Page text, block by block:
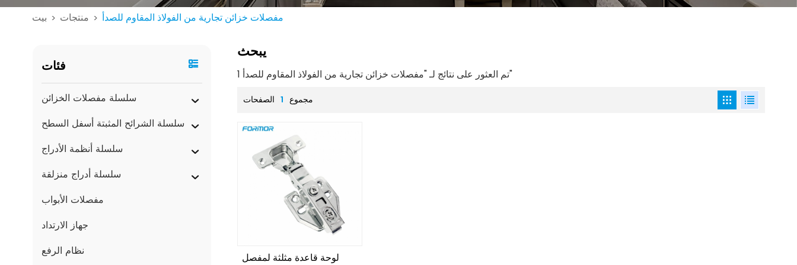
بيت > منتجات > مفصلات خزائن تجارية من الفولاذ المقاوم للصدأ
فئات
سلسلة مفصلات الخزائن
سلسلة الشرائح المثبتة أسفل السطح
سلسلة أنظمة الأدراج
سلسلة أدراج منزلقة
مفصلات الأبواب
جهاز الارتداد
نظام الرفع
يبحث
1 تم العثور على نتائج لـ "مفصلات خزائن تجارية من الفولاذ المقاوم للصدأ"
مجموع 1 الصفحات
لوحة قاعدة مثلثة لمفصل